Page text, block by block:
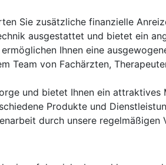
Sie zusätzliche finanzielle
ausgestattet und bietet ein
Ihnen eine
Team von Fachärzten,
und bietet Ihnen ein attraktives
Produkte und
durch unsere regelmäßigen